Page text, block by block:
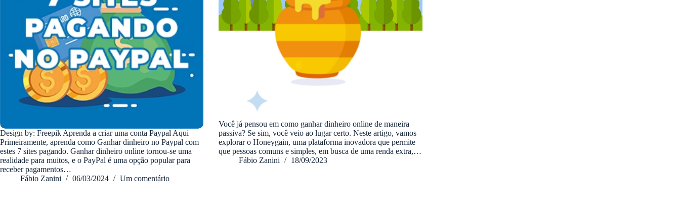
Design by: Freepik Aprenda a criar uma conta Paypal Aqui
Primeiramente, aprenda como Ganhar dinheiro no Paypal com
estes 7 sites pagando. Ganhar dinheiro online tornou-se uma
realidade para muitos, e o PayPal é uma opção popular para
receber pagamentos…
Fábio Zanini
06/03/2024 Um comentário
Você já pensou em como ganhar dinheiro online de maneira
passiva? Se sim, você veio ao lugar certo. Neste artigo, vamos
explorar o Honeygain, uma plataforma inovadora que permite
que pessoas comuns e simples, em busca de uma renda extra,…
Fábio Zanini
18/09/2023